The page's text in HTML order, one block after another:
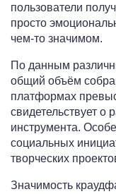
пользователи
просто
чем-то значимом.
По данным
общий объём
платформах
свидетельствует о
инструмента.
социальных
творческих
Значимость